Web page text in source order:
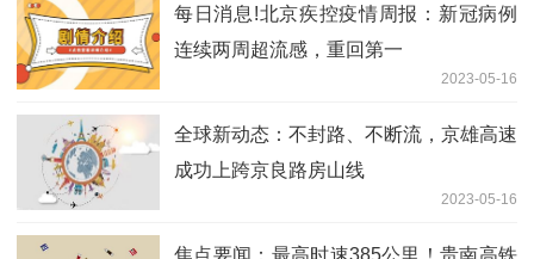
每日消息!北京疾控疫情周报：新冠病例
连续两周超流感，重回第一
2023-05-16
全球新动态：不封路、不断流，京雄高速
成功上跨京良路房山线
2023-05-16